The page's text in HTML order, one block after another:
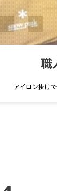
職
アイロン掛け